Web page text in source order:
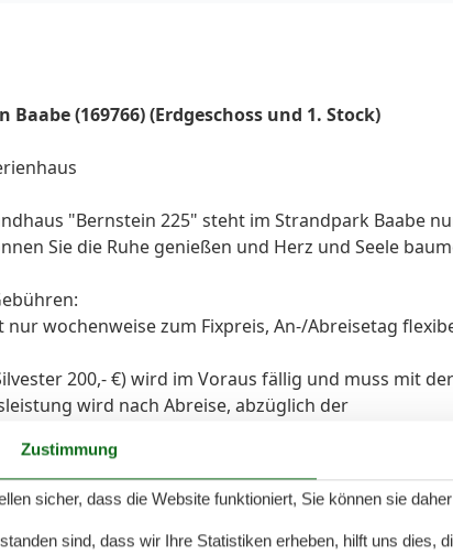
(169766) (Erdgeschoss und 1. Stock)
"Bernstein 225" steht im Strandpark Baabe
Sie die Ruhe genießen und Herz und Seele
wochenweise zum Fixpreis, An-/Abreisetag
200,- €) wird im Voraus fällig und muss mit
wird nach Abreise, abzüglich der
(6,50 € / m³ ) werden nach Verbrauch
Sicherheitsleistung verrechnet.
(Lieferung vom 01.09.-31.05.) können auf Wunsch
Zustimmung
sicher, dass die Website funktioniert, Sie können sie
sind, dass wir Ihre Statistiken erheben, hilft uns dies,